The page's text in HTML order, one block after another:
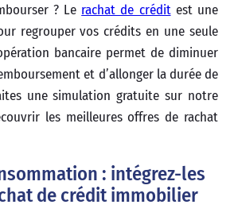
? Le rachat de créditest une
regrouper vos crédits en une seule
bancaire permet de diminuer
et d’allonger la durée de
une simulation gratuite sur notre
les meilleures offres de rachat
: intégrez-les
de crédit immobilier